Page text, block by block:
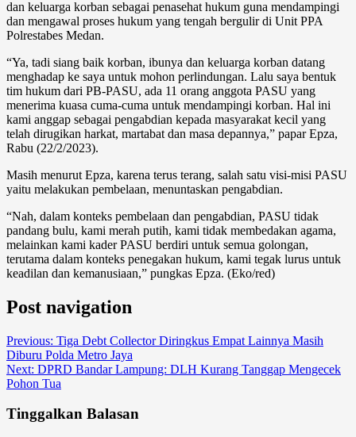
dan keluarga korban sebagai penasehat hukum guna mendampingi
dan mengawal proses hukum yang tengah bergulir di Unit PPA
Polrestabes Medan.
“Ya, tadi siang baik korban, ibunya dan keluarga korban datang
menghadap ke saya untuk mohon perlindungan. Lalu saya bentuk
tim hukum dari PB-PASU, ada 11 orang anggota PASU yang
menerima kuasa cuma-cuma untuk mendampingi korban. Hal ini
kami anggap sebagai pengabdian kepada masyarakat kecil yang
telah dirugikan harkat, martabat dan masa depannya,” papar Epza,
Rabu (22/2/2023).
Masih menurut Epza, karena terus terang, salah satu visi-misi PASU
yaitu melakukan pembelaan, menuntaskan pengabdian.
“Nah, dalam konteks pembelaan dan pengabdian, PASU tidak
pandang bulu, kami merah putih, kami tidak membedakan agama,
melainkan kami kader PASU berdiri untuk semua golongan,
terutama dalam konteks penegakan hukum, kami tegak lurus untuk
keadilan dan kemanusiaan,” pungkas Epza. (Eko/red)
Post navigation
Previous: Tiga Debt Collector Diringkus Empat Lainnya Masih
Diburu Polda Metro Jaya
Next: DPRD Bandar Lampung: DLH Kurang Tanggap Mengecek
Pohon Tua
Tinggalkan Balasan